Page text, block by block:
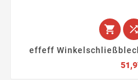
 
effeff